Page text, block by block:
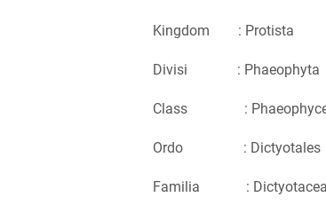
Kingdom : Protista
Divisi : Phaeophyta
Class :
Ordo : Dictyotales
Familia :